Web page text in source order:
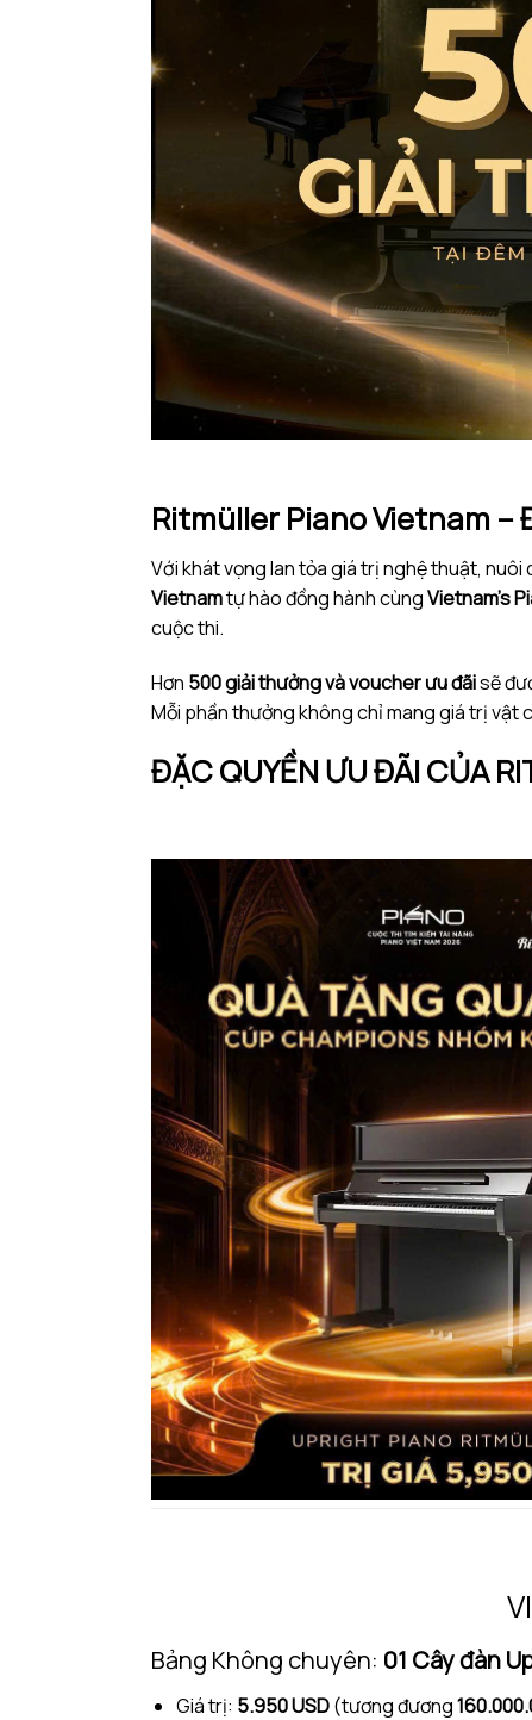
Ritmüller Piano Vietnam
Với khát vọng lan tỏa giá trị nghệ thuật,
Vietnamtự hào đồng hành cùngVietnam’s
cuộc thi.
Hơn 500 giải thưởng và voucher ưu đãisẽ
Mỗi phần thưởng không chỉ mang giá trị vật
ĐẶC QUYỀN ƯU ĐÃI CỦA
Bảng Không chuyên: 01 Cây đàn
Giá trị: 5.950 USD(tương đương